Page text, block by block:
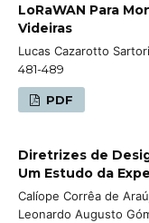
LoRaWAN Para
Videiras
Lucas Cazarotto
481-489
PDF
Diretrizes de
Um Estudo da
Calíope Corrêa de
Leonardo Augusto